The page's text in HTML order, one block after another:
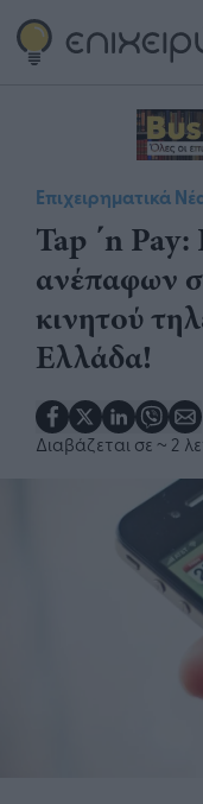
Επιχειρηματικά
Tap ΄n
ανέπαφων
κινητού
Ελλάδα!
Διαβάζεται σε ~ 2